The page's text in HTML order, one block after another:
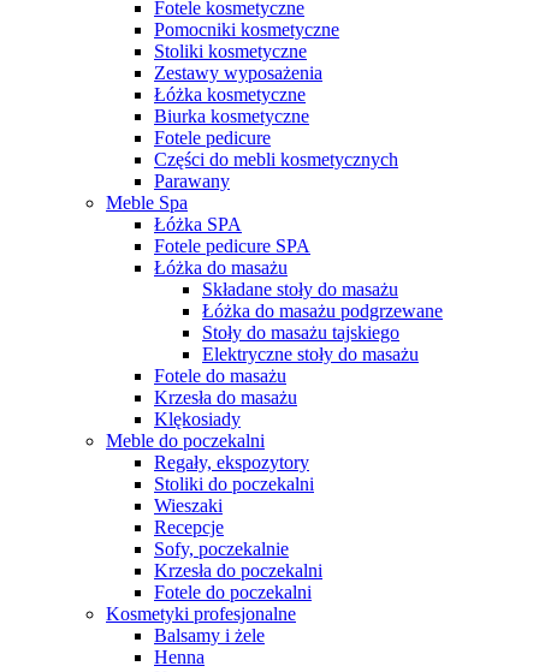
Fotele kosmetyczne
Pomocniki kosmetyczne
Stoliki kosmetyczne
Zestawy wyposażenia
Łóżka kosmetyczne
Biurka kosmetyczne
Fotele pedicure
Części do mebli kosmetycznych
Parawany
Meble Spa
Łóżka SPA
Fotele pedicure SPA
Łóżka do masażu
Składane stoły do masażu
Łóżka do masażu podgrzewane
Stoły do masażu tajskiego
Elektryczne stoły do masażu
Fotele do masażu
Krzesła do masażu
Klękosiady
Meble do poczekalni
Regały, ekspozytory
Stoliki do poczekalni
Wieszaki
Recepcje
Sofy, poczekalnie
Krzesła do poczekalni
Fotele do poczekalni
Kosmetyki profesjonalne
Balsamy i żele
Henna